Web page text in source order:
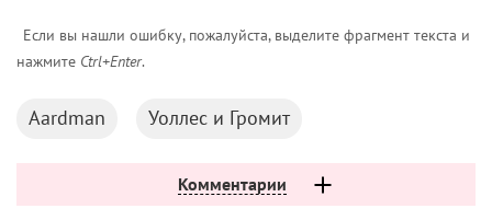
Если вы нашли ошибку, пожалуйста, выделите фрагмент текста и
нажмите Ctrl+Enter.
Aardman Уоллес и Громит
Комментарии